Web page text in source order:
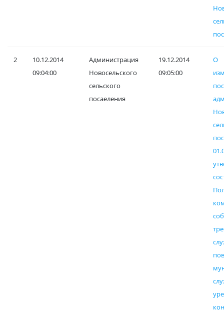
2
10.12.2014
09:04:00
Администрация
Новосельского
сельского
посаеления
19.12.2014
09:05:00
О